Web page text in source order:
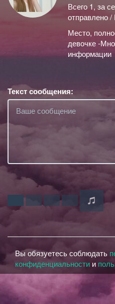
Всего 1, за
отправлено /
Место,
девочке -
информации
Текст сообщения:
Вы обязуетесь соблюдать
конфиденциальности и